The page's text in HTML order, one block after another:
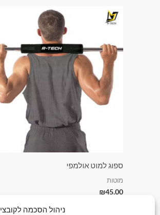
ניהול הסכמה לקובצי Cookie
ספוג למוט אולמפי
מוטות
₪45.00